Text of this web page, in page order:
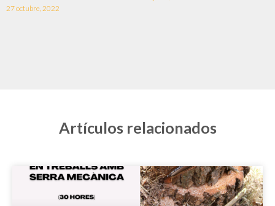
27 octubre, 2022
Artículos relacionados